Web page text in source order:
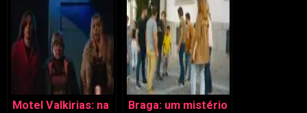
Motel Valkirias: na
Braga: um mistério